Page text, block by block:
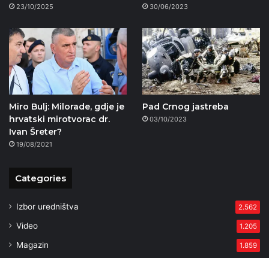
23/10/2025 30/06/2023
Miro Bulj: Milorade, gdje je
hrvatski mirotvorac dr.
Ivan Šreter?
19/08/2021
Pad Crnog jastreba
03/10/2023
Categories
Izbor uredništva 2.562
Video 1.205
Magazin 1.859